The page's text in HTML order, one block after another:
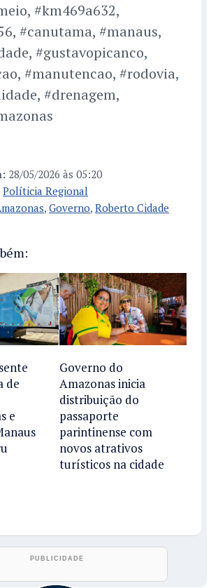
#km469a632,
#canutama, #manaus,
#gustavopicanco,
#manutencao, #rodovia,
#drenagem,
28/05/2026 às 05:20
Políticia Regional
, Governo, Roberto Cidade
de
e
Governo do
Amazonas inicia
distribuição do
passaporte
parintinense com
novos atrativos
turísticos na cidade